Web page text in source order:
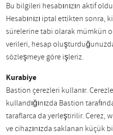
Bu bilgileri hesabınızın aktif
Hesabınızı iptal ettikten sonra,
sürelerine tabi olarak mümkün
verileri, hesap
sözleşmeye göre işleriz.
Kurabiye
Bastion çerezleri kullanır.
kullandığınızda Bastion
taraflarca da yerleştirilir. Çerez,
ve cihazınızda saklanan küçük